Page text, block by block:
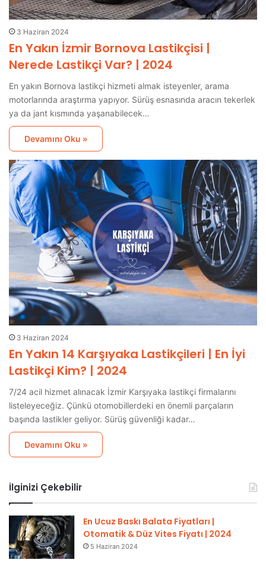
3 Haziran 2024
En Yakın İzmir Bornova Lastikçisi |
Nerede Lastikçi Var? | 2024
En yakın Bornova lastikçi hizmeti almak isteyenler, arama
motorlarında araştırma yapıyor. Sürüş esnasında aracın tekerlek
ya da jant kısmında yaşanabilecek…
Devamını Oku »
3 Haziran 2024
En Yakın 14 Karşıyaka Lastikçileri | En İyi
Lastikçi Kim? | 2024
7/24 acil hizmet alınacak İzmir Karşıyaka lastikçi firmalarını
listeleyeceğiz. Çünkü otomobillerdeki en önemli parçaların
başında lastikler geliyor. Sürüş güvenliği kadar…
Devamını Oku »
İlginizi Çekebilir
En Ucuz Baskı Balata Fiyatları |
Otomatik & Düz Vites Fiyatı | 2024
5 Haziran 2024